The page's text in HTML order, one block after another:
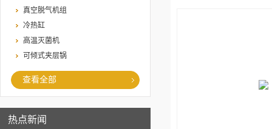
真空脱气机组
冷热缸
高温灭菌机
可倾式夹层锅
查看全部
热点新闻